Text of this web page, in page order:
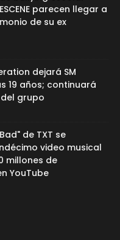
parecen llegar a
de su ex
dejará SM
19 años; continuará
grupo
de TXT se
video musical
millones de
YouTube